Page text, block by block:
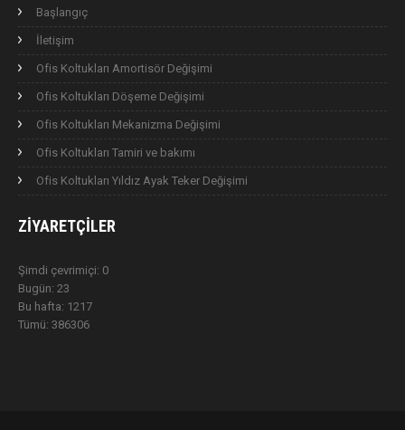
Başlangıç
İletişim
Ofis Koltukları Amortisör Değişimi
Ofis Koltukları Döşeme Değişimi
Ofis Koltukları Mekanizma Değişimi
Ofis Koltukları Tamiri ve bakımı
Ofis Koltukları Yıldız Ayak Teker Değişimi
ZIYARETÇILER
Şimdi çevrimiçi: 0
Bugün: 23
Bu hafta: 1217
Tümü: 386306